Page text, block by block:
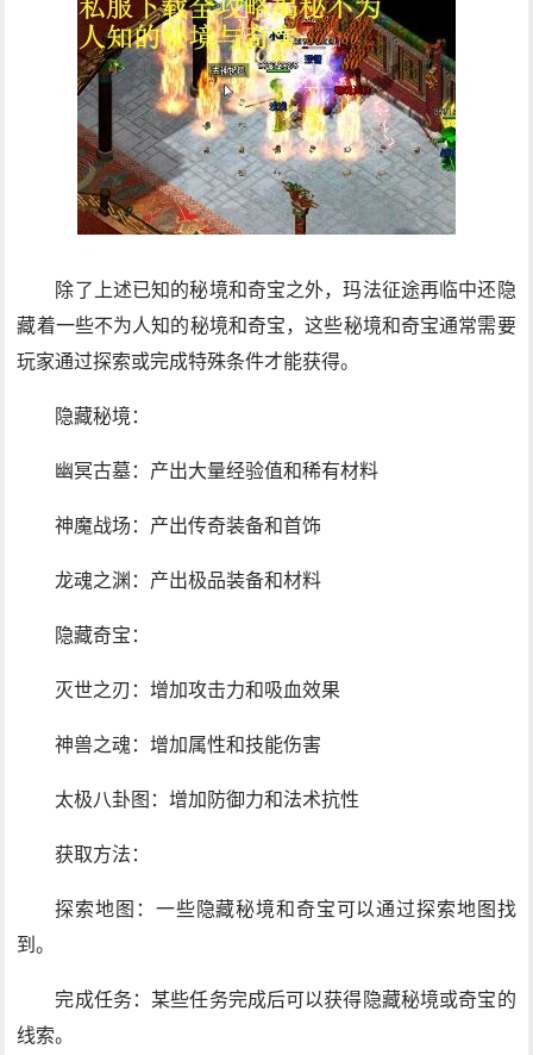
除了上述已知的秘境和奇宝之外，玛法征途再临中还隐
藏着一些不为人知的秘境和奇宝，这些秘境和奇宝通常需要
玩家通过探索或完成特殊条件才能获得。
隐藏秘境：
幽冥古墓：产出大量经验值和稀有材料
神魔战场：产出传奇装备和首饰
龙魂之渊：产出极品装备和材料
隐藏奇宝：
灭世之刃：增加攻击力和吸血效果
神兽之魂：增加属性和技能伤害
太极八卦图：增加防御力和法术抗性
获取方法：
探索地图：一些隐藏秘境和奇宝可以通过探索地图找
到。
完成任务：某些任务完成后可以获得隐藏秘境或奇宝的
线索。